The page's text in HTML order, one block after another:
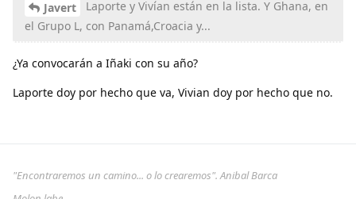
Javert
Laporte y Vivían están en la lista. Y Ghana, en
el Grupo L, con Panamá,Croacia y...
¿Ya convocarán a Iñaki con su año?
Laporte doy por hecho que va, Vivian doy por hecho que no.
"Encontraremos un camino... o lo crearemos". Anibal Barca